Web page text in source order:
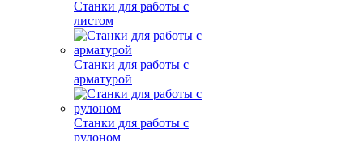
Станки для работы с
листом
Станки для работы с
арматурой
Станки для работы с
рулоном